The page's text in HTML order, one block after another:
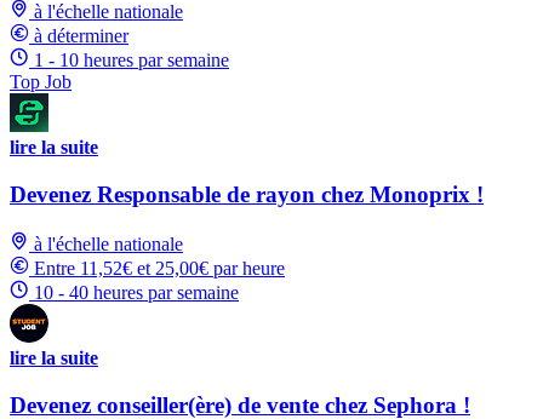
à l'échelle nationale
à déterminer
1 - 10 heures par semaine
Top Job
lire la suite
Devenez Responsable de rayon chez Monoprix !
à l'échelle nationale
Entre 11,52€ et 25,00€ par heure
10 - 40 heures par semaine
lire la suite
Devenez conseiller(ère) de vente chez Sephora !